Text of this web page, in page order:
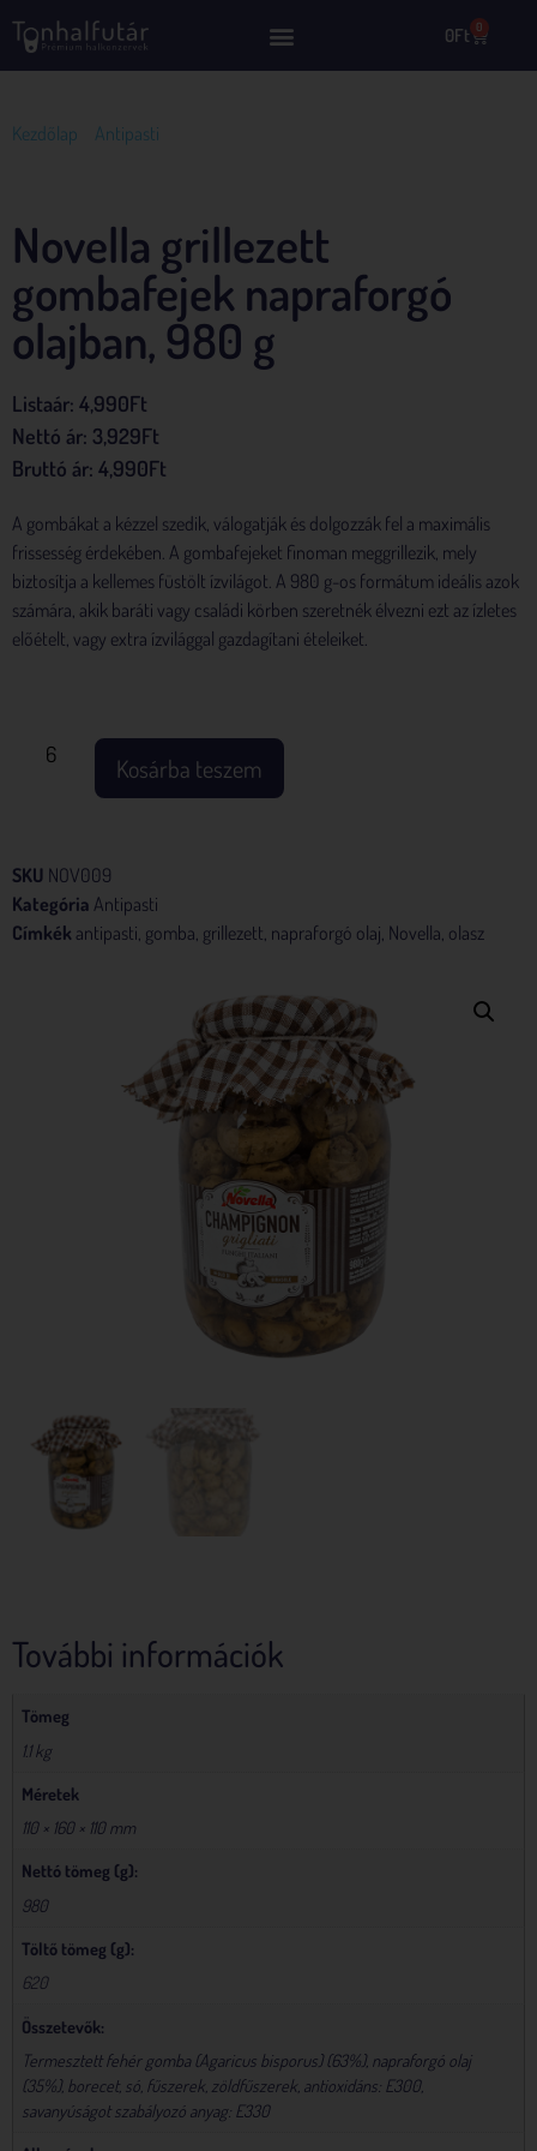
0Ft 0
Kezdőlap Antipasti
Novella grillezett
gombafejek napraforgó
olajban, 980 g
Listaár: 4,990Ft
Nettó ár: 3,929Ft
Bruttó ár: 4,990Ft
A gombákat a kézzel szedik, válogatják és dolgozzák fel a maximális
frissesség érdekében. A gombafejeket finoman meggrillezik, mely
biztosítja a kellemes füstölt ízvilágot. A 980 g-os formátum ideális azok
számára, akik baráti vagy családi körben szeretnék élvezni ezt az ízletes
előételt, vagy extra ízvilággal gazdagítani ételeiket.
Kosárba teszem
SKU NOV009
Kategória Antipasti
Címkék antipasti gomba grillezett napraforgó olaj Novella olasz
További információk
Tömeg
1.1 kg
Méretek
110 × 160 × 110 mm
Nettó tömeg (g):
980
Töltő tömeg (g):
620
Összetevők:
Termesztett fehér gomba (Agaricus bisporus) (63%), napraforgó olaj
(35%), borecet, só, fűszerek, zöldfűszerek, antioxidáns: E300,
savanyúságot szabályozó anyag: E330